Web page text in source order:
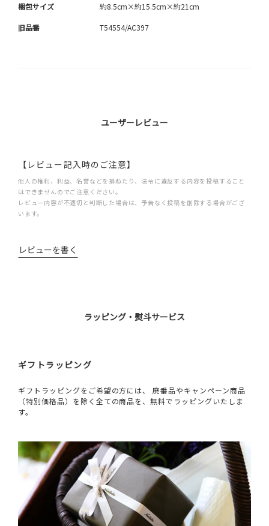
梱包サイズ 約8.5cm×約15.5cm×約21cm
旧品番 T54554/AC397
ユーザーレビュー
【レビュー記入時のご注意】
他人の権利、利益、名誉などを損ねたり、法令に違反する内容を投稿すること
はできませんのでご注意ください。
レビュー内容が不適切と判断した場合は、予告なく投稿を削除する場合がござ
います。
レビューを書く
ラッピング・熨斗サービス
ギフトラッピング
ギフトラッピングをご希望の方には、 廃番品やキャンペーン商品
（特別価格品）を除く全ての商品を、無料でラッピングいたしま
す。